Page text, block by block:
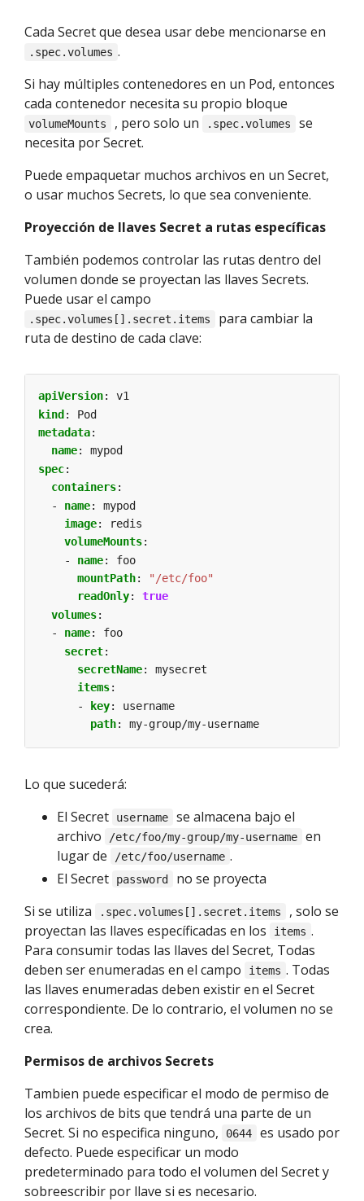
Cada Secret que desea usar debe mencionarse en
.spec.volumes .
Si hay múltiples contenedores en un Pod, entonces
cada contenedor necesita su propio bloque
volumeMounts , pero solo un .spec.volumes
se
necesita por Secret.
Puede empaquetar muchos archivos en un Secret,
o usar muchos Secrets, lo que sea conveniente.
Proyección de llaves Secret a rutas específicas
También podemos controlar las rutas dentro del
volumen donde se proyectan las llaves Secrets.
Puede usar el campo
.spec.volumes[].secret.items
para cambiar la
ruta de destino de cada clave:
apiVersion:
v1
kind:
Pod
metadata:
name:
mypod
spec:
containers:
- name:
mypod
image:
redis
volumeMounts:
- name:
foo
mountPath:
"/etc/foo"
readOnly:
true
volumes:
- name:
foo
secret:
secretName:
mysecret
items:
-
key:
username
path: my-group/my-username
Lo que sucederá:
El Secret
username
se almacena bajo el
archivo
/etc/foo/my-group/my-username
en
lugar de
/etc/foo/username .
El Secret
password
no se proyecta
Si se utiliza
.spec.volumes[].secret.items
, solo se
proyectan las llaves específicadas en los
items .
Para consumir todas las llaves del Secret, Todas
deben ser enumeradas en el campo
items . Todas
las llaves enumeradas deben existir en el Secret
correspondiente. De lo contrario, el volumen no se
crea.
Permisos de archivos Secrets
Tambien puede especificar el modo de permiso de
los archivos de bits que tendrá una parte de un
Secret. Si no especifica ninguno,
0644
es usado por
defecto. Puede especificar un modo
predeterminado para todo el volumen del Secret y
sobreescribir por llave si es necesario.